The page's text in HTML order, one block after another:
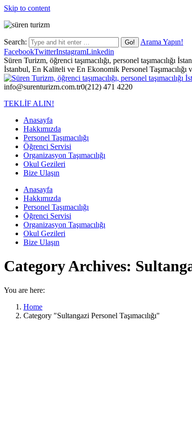
Skip to content
Search:
Arama Yapın!
FacebookTwitterInstagramLinkedin
Süren Turizm, öğrenci taşımacılığı, personel taşımacılığı
İstanbul, En Kaliteli ve En Ekonomik Personel Taşımacılığı
info@surenturizm.com.tr0(212) 471 4220
TEKLİF ALIN!
Anasayfa
Hakkımızda
Personel Taşımacılığı
Öğrenci Servisi
Organizasyon Taşımacılığı
Okul Gezileri
Bize Ulaşın
Anasayfa
Hakkımızda
Personel Taşımacılığı
Öğrenci Servisi
Organizasyon Taşımacılığı
Okul Gezileri
Bize Ulaşın
Category Archives:
You are here:
Home
Category "Sultangazi Personel Taşımacılığı"